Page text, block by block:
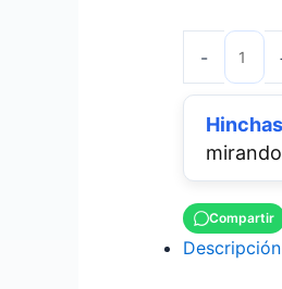
-
Compartir
Descripción